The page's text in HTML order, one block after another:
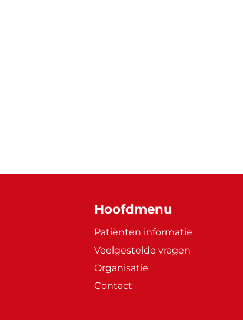
Hoofdmenu
Patiënten informatie
Veelgestelde vragen
Organisatie
Contact